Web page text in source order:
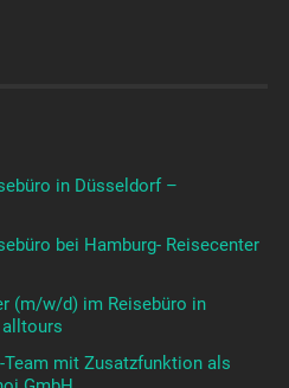
in Düsseldorf –
bei Hamburg- Reisecenter
(m/w/d) im Reisebüro in
Team mit Zusatzfunktion als